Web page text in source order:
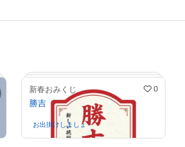
新春おみくじ 0
勝吉
お出掛けしましょさんが保有中